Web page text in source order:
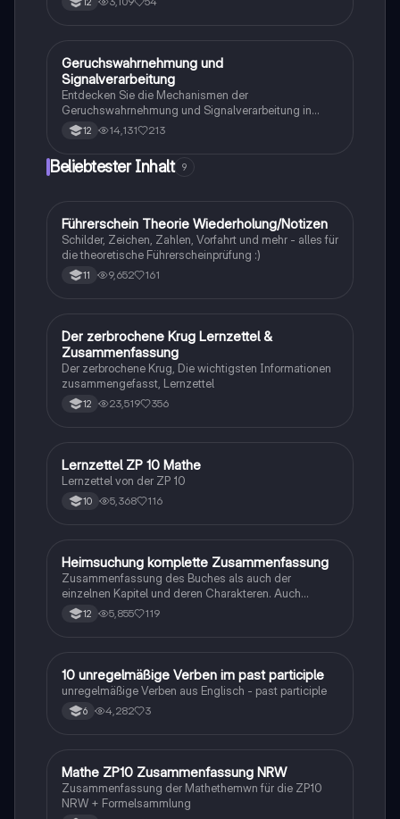
Mutation und Rekombination. Diese
Entstehung neuer Arten durch allopatrische und
sympatrische Artbildung. Ideal für Biologiestudenten
im Grundkurs.
Biologie
Geruchswahrnehmung und
Signalverarbeitung
Entdecken Sie die Mechanismen der
Geruchswahrnehmung und Signalverarbeitung in
Nervenzellen. Diese Übungsaufgaben für das
mündliche Abitur in Neurobiologie behandeln
Codierung von Geruchsstoffsignalen. Ideal für
12 14,131 213
Beliebtester Inhalt 9
Lerntipps
Führerschein Theorie Wiederholung/Notizen
Schilder, Zeichen, Zahlen, Vorfahrt und mehr - alles für
die theoretische Führerscheinprüfung :)
11 9,652 161
Deutsch
Der zerbrochene Krug Lernzettel &
Zusammenfassung
Der zerbrochene Krug, Die wichtigsten Informationen
zusammengefasst, Lernzettel
12 23,519 356
Mathe
Lernzettel ZP 10 Mathe
Lernzettel von der ZP 10
10 5,368 116
Deutsch
Heimsuchung komplette Zusammenfassung
Zusammenfassung des Buches als auch der
einzelnen Kapitel und deren Charakteren. Auch
tabellarisch. Im Unterricht ohne KI erstellt
12 5,855 119
1 Englisch
10 unregelmäßige Verben im past participle
unregelmäßige Verben aus Englisch - past participle
6 4,282 3
Mathe
Mathe ZP10 Zusammenfassung NRW
Zusammenfassung der Mathethemwn für die ZP10
NRW + Formelsammlung